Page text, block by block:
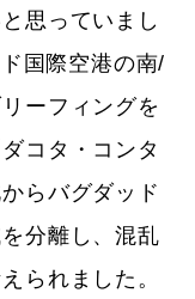
思っていまし
国際空港の南/
ーフィングを
コタ・コンタ
らバグダッド
分離し、混乱
られました。